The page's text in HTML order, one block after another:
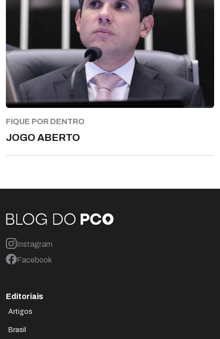
FIQUE POR DENTRO
JOGO ABERTO
Instagram
Facebook
Editoriais
Artigos
Brasil